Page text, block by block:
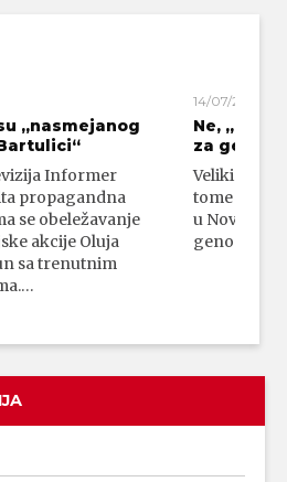
„nasmejanog
Informer
propagandna
se obeležavanje
akcije Oluja
sa trenutnim
14/07/2026
Ne,
za
Veliki broj
tome da su
u Novom
genocidni